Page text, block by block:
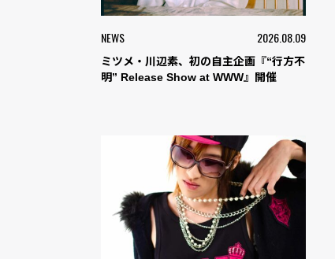
NEWS 2026.08.09
ミツメ・川辺素、初の自主企画『“行方不
明” Release Show at WWW』開催